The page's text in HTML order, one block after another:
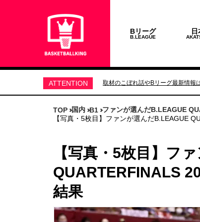
Bリーグ
B.LEAGUE
ATTENTION 取材のこぼれ話やBリーグ最新情報
TOP 国内 B1 ファンが選んだB.LEAGUE
【写真・5枚目】ファンが選んだB.LEAGUE
【写真・5枚目】フ
QUARTERFINALS
結果